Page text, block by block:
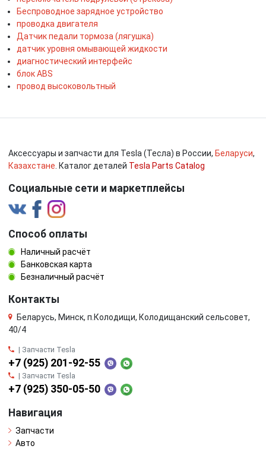
Беспроводное зарядное устройство
проводка двигателя
Датчик педали тормоза (лягушка)
датчик уровня омывающей жидкости
диагностический интерфейс
блок ABS
провод высоковольтный
Аксессуары и запчасти для Tesla (Тесла) в России, Беларуси,
Казахстане . Каталог деталей Tesla Parts Catalog
Социальные сети и маркетплейсы
Способ оплаты
Наличный расчёт
Банковская карта
Безналичный расчёт
Контакты
Беларусь, Минск, п.Колодищи, Колодищанский сельсовет,
40/4
| Запчасти Tesla
+7 (925) 201-92-55
| Запчасти Tesla
+7 (925) 350-05-50
Навигация
Запчасти
Авто